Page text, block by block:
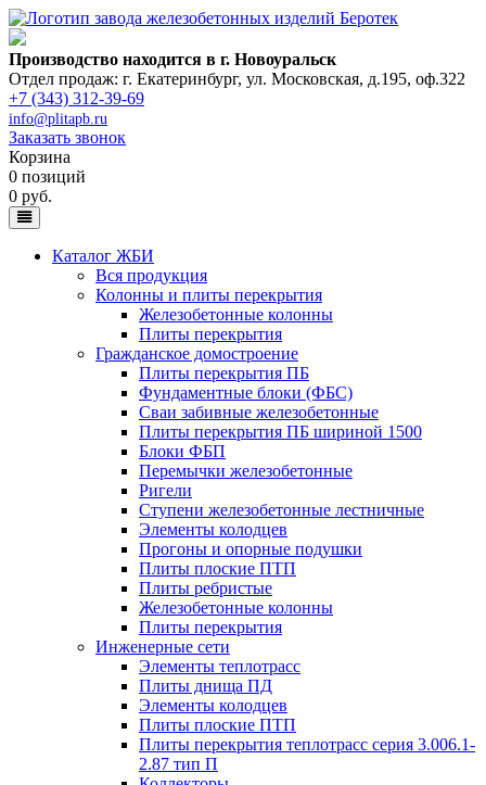
Производство находится в г. Новоуральск
Отдел продаж: г. Екатеринбург, ул. Московская, д.195, оф.322
+7 (343) 312-39-69
info@plitapb.ru
Заказать звонок
Корзина
0 позиций
0 руб.
Каталог ЖБИ
Вся продукция
Колонны и плиты перекрытия
Железобетонные колонны
Плиты перекрытия
Гражданское домостроение
Плиты перекрытия ПБ
Фундаментные блоки (ФБС)
Сваи забивные железобетонные
Плиты перекрытия ПБ шириной 1500
Блоки ФБП
Перемычки железобетонные
Ригели
Ступени железобетонные лестничные
Элементы колодцев
Прогоны и опорные подушки
Плиты плоские ПТП
Плиты ребристые
Железобетонные колонны
Плиты перекрытия
Инженерные сети
Элементы теплотрасс
Плиты днища ПД
Элементы колодцев
Плиты плоские ПТП
Плиты перекрытия теплотрасс серия 3.006.1-
2.87 тип П